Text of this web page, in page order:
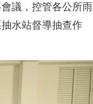
議，控管各公所雨
水站督導抽查作